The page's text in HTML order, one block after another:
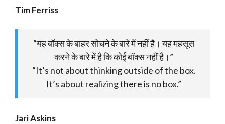
Tim Ferriss
“यह बॉक्स के बाहर सोचने के बारे में नहीं है। यह महसूस
करने के बारे में है कि कोई बॉक्स नहीं है।”
“It’s not about thinking outside of the box.
It’s about realizing there is no box.”
Jari Askins